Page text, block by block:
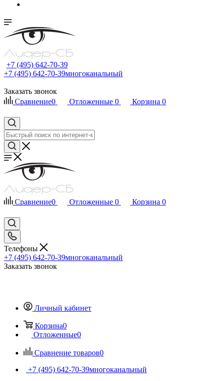
+7 (495) 642-70-39
+7 (495) 642-70-39многоканальный
Заказать звонок
Сравнение0 Отложенные 0 Корзина 0
Сравнение0 Отложенные 0 Корзина 0
Телефоны
+7 (495) 642-70-39многоканальный
Заказать звонок
Личный кабинет
Корзина0
Отложенные0
Сравнение товаров0
+7 (495) 642-70-39многоканальный